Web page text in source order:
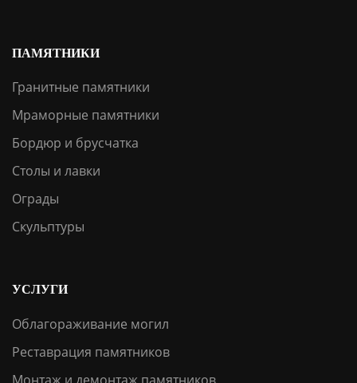
ПАМЯТНИКИ
Гранитные памятники
Мраморные памятники
Бордюр и брусчатка
Столы и лавки
Ограды
Скульптуры
УСЛУГИ
Облагораживание могил
Реставрация памятников